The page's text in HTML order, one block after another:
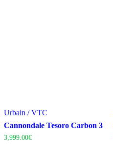
Urbain / VTC
Cannondale Tesoro Carbon 3
3,999.00€